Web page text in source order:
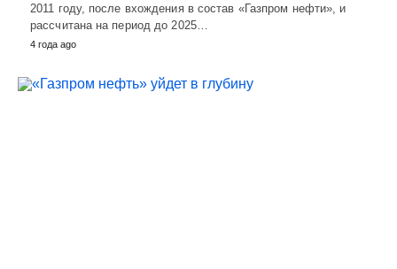
2011 году, после вхождения в состав «Газпром нефти», и
рассчитана на период до 2025…
4 года ago